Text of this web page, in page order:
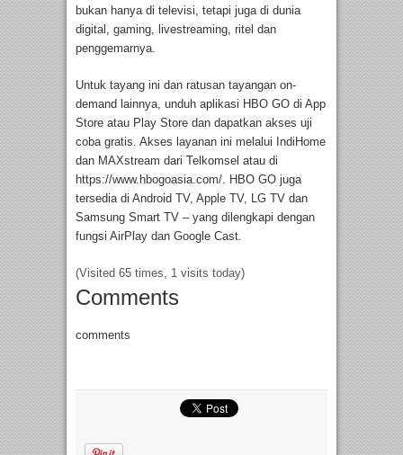
bukan hanya di televisi, tetapi juga di dunia
digital, gaming, livestreaming, ritel dan
penggemarnya.
Untuk tayang ini dan ratusan tayangan on-
demand lainnya, unduh aplikasi HBO GO di App
Store atau Play Store dan dapatkan akses uji
coba gratis. Akses layanan ini melalui IndiHome
dan MAXstream dari Telkomsel atau di
https://www.hbogoasia.com/. HBO GO juga
tersedia di Android TV, Apple TV, LG TV dan
Samsung Smart TV – yang dilengkapi dengan
fungsi AirPlay dan Google Cast.
(Visited 65 times, 1 visits today)
Comments
comments